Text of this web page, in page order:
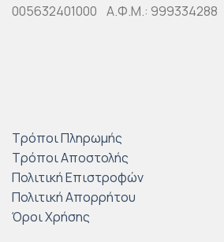
005632401000 Α.Φ.Μ.: 999334288
Τρόποι Πληρωμής
Τρόποι Αποστολής
Πολιτική Επιστροφών
Πολιτική Απορρήτου
Όροι Χρήσης